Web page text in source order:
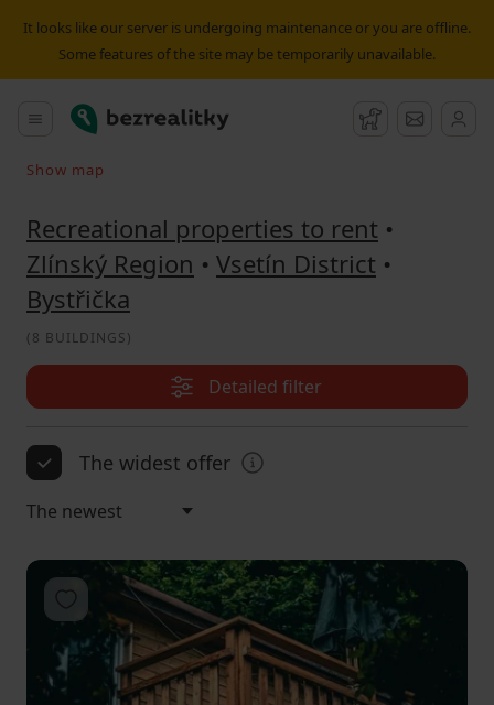
It looks like our server is undergoing maintenance or you are offline.
Some features of the site may be temporarily unavailable.
Main menu
Bezrealitky Watchdog
Search on the map
Show map
Recreational properties to rent •
Zlínský Region • Vsetín District •
Bystřička
(8 BUILDINGS)
Detailed filter
The widest offer
Add to favorites